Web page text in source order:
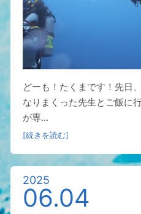
どーも！たくまです！先日
なりまくった先生とご飯に
が専...
[続きを読む]
2025
06.04